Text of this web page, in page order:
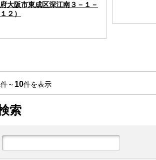
府大阪市東成区深江南３－１－
１２）
件～ 10件を表示
索